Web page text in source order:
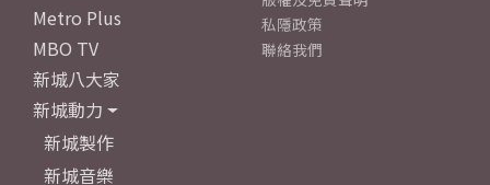
Metro Plus
MBO TV
新城八大家
新城動力
新城製作
新城音樂
私隱政策
聯絡我們